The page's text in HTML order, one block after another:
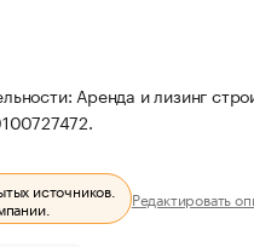
Аренда и лизинг
источников.
Редактировать